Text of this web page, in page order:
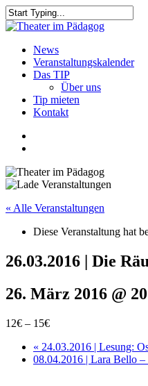
Skip
to
content
Close
search
Menu
News
Veranstaltungskalender
Das TIP
Über uns
Tip mieten
Kontakt
« Alle Veranstaltungen
Diese Veranstaltung hat
26.03.2016 | Die
26. März 2016 @
12€ – 15€
« 24.03.2016 | Lesung:
08.04.2016 | Lara Bello